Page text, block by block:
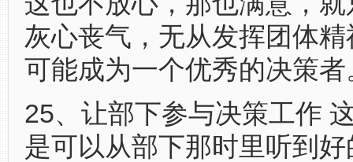
灰心丧气，无从发挥团体
可能成为一个优秀的决策者
25、让部下参与决策工作
是可以从部下那时里听到